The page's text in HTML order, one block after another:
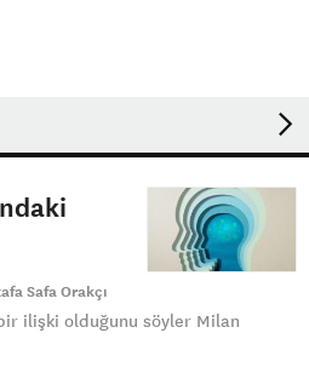
Safa Orakçı
ilişki olduğunu söyler Milan